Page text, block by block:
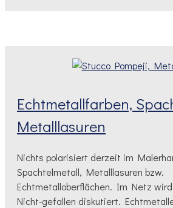
Echtmetallfarben,
Metalllasuren
Nichts polarisiert derzeit im
Spachtelmetall, Metalllasuren bzw.
Echtmetalloberflächen. Im Netz
Nicht-gefallen diskutiert.